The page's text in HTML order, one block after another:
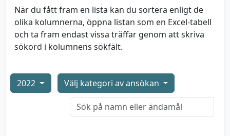
När du fått fram en lista kan du sortera enligt de
olika kolumnerna, öppna listan som en Excel-tabell
och ta fram endast vissa träffar genom att skriva
sökord i kolumnens sökfält.
2022 Välj kategori av ansökan